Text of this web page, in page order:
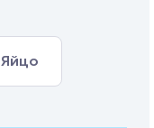
Яйцо